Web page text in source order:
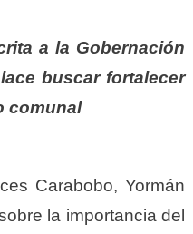
a la Gobernación
buscar fortalecer
comunal
Carabobo, Yormán
la importancia del